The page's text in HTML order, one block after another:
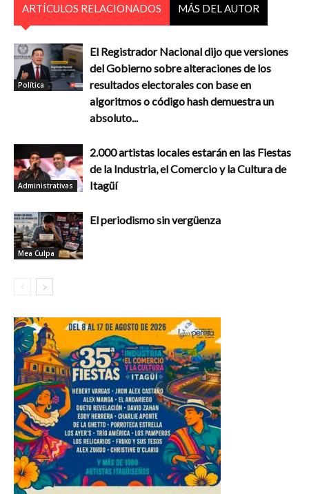
ARTÍCULOS RELACIONADOS MÁS DEL AUTOR
Política
El Registrador Nacional dijo que versiones
del Gobierno sobre alteraciones de los
resultados electorales con base en
algoritmos o código hash demuestra un
absoluto...
Administrativas
2.000 artistas locales estarán en las Fiestas
de la Industria, el Comercio y la Cultura de
Itagüí
Mea Culpa
El periodismo sin vergüenza